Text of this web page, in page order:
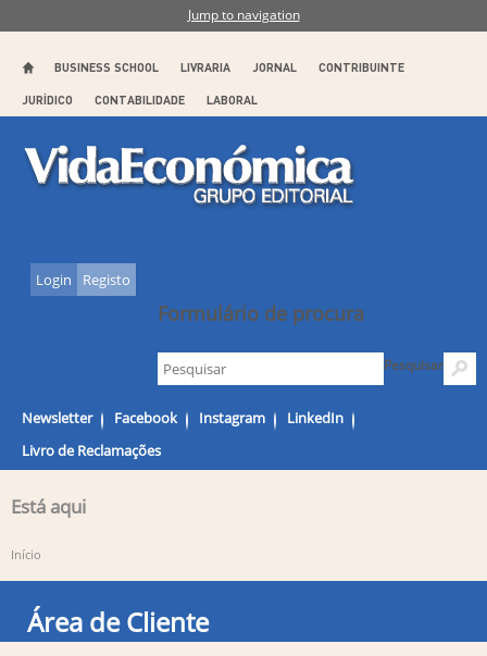
Jump to navigation
BUSINESS SCHOOL LIVRARIA JORNAL CONTRIBUINTE
JURÍDICO CONTABILIDADE LABORAL
Formulário de procura
Pesquisar
Login Registo
Newsletter Facebook Instagram
LinkedIn
Livro de Reclamações
Está aqui
Início
Área de Cliente